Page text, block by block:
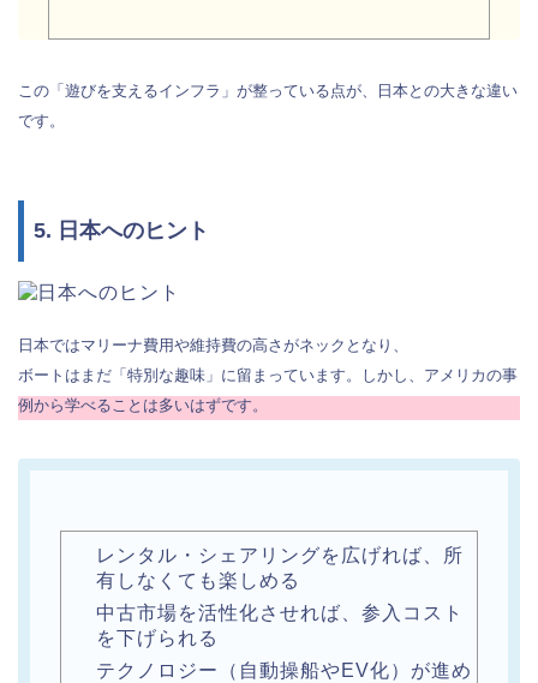
この「遊びを支えるインフラ」が整っている点が、日本との大きな違い
です。
5. 日本へのヒント
日本ではマリーナ費用や維持費の高さがネックとなり、
ボートはまだ「特別な趣味」に留まっています。しかし、アメリカの事
例から学べることは多いはずです。
レンタル・シェアリングを広げれば、所
有しなくても楽しめる
中古市場を活性化させれば、参入コスト
を下げられる
テクノロジー（自動操船やEV化）が進め